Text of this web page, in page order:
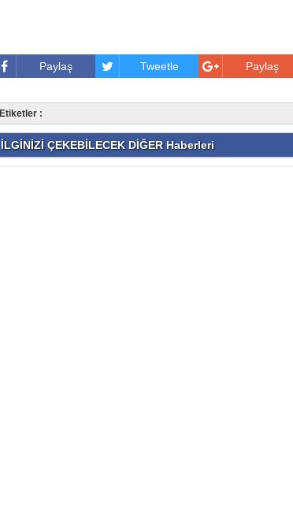
Paylaş Tweetle Paylaş
Etiketler :
İLGİNİZİ ÇEKEBİLECEK DİĞER Haberleri